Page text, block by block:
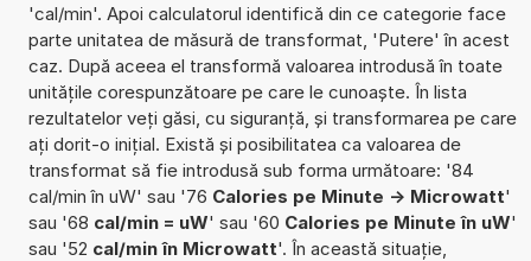
'cal/min'. Apoi calculatorul identifică din ce categorie face
parte unitatea de măsură de transformat, 'Putere' în acest
caz. După aceea el transformă valoarea introdusă în toate
unitățile corespunzătoare pe care le cunoaște. În lista
rezultatelor veți găsi, cu siguranță, și transformarea pe care
ați dorit-o inițial. Există și posibilitatea ca valoarea de
transformat să fie introdusă sub forma următoare: '84
cal/min în uW' sau '76 Calories pe Minute -> Microwatt'
sau '68 cal/min = uW' sau '60 Calories pe Minute în uW'
sau '52 cal/min în Microwatt'. În această situație,